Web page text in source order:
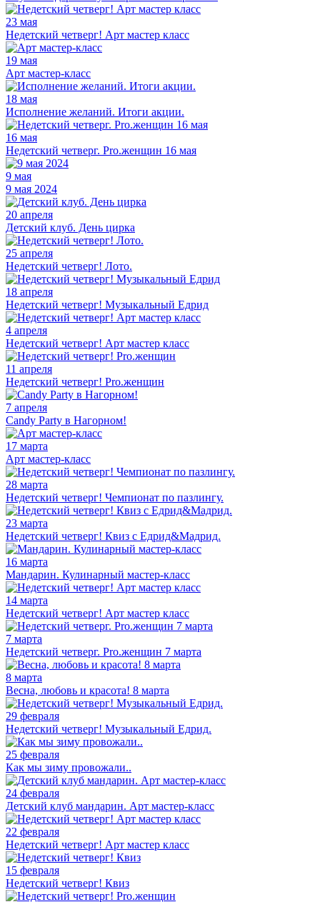
23 мая
Недетский четверг! Арт мастер класс
19 мая
Арт мастер-класс
18 мая
Исполнение желаний. Итоги акции.
16 мая
Недетский четверг. Pro.женщин 16 мая
9 мая
9 мая 2024
20 апреля
Детский клуб. День цирка
25 апреля
Недетский четверг! Лото.
18 апреля
Недетский четверг! Музыкальный Едрид
4 апреля
Недетский четверг! Арт мастер класс
11 апреля
Недетский четверг! Pro.женщин
7 апреля
Candy Party в Нагорном!
17 марта
Арт мастер-класс
28 марта
Недетский четверг! Чемпионат по пазлингу.
23 марта
Недетский четверг! Квиз с Едрид&Мадрид.
16 марта
Мандарин. Кулинарный мастер-класс
14 марта
Недетский четверг! Арт мастер класс
7 марта
Недетский четверг. Pro.женщин 7 марта
8 марта
Весна, любовь и красота! 8 марта
29 февраля
Недетский четверг! Музыкальный Едрид.
25 февраля
Как мы зиму провожали..
24 февраля
Детский клуб мандарин. Арт мастер-класс
22 февраля
Недетский четверг! Арт мастер класс
15 февраля
Недетский четверг! Квиз